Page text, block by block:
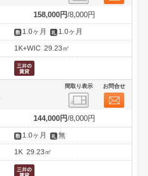
158,000円 8,000円
1.0ヶ月 1.0ヶ月
1K+WIC 29.23㎡
間取り表示 お問合せ
144,000円 8,000円
1.0ヶ月 無
1K 29.23㎡